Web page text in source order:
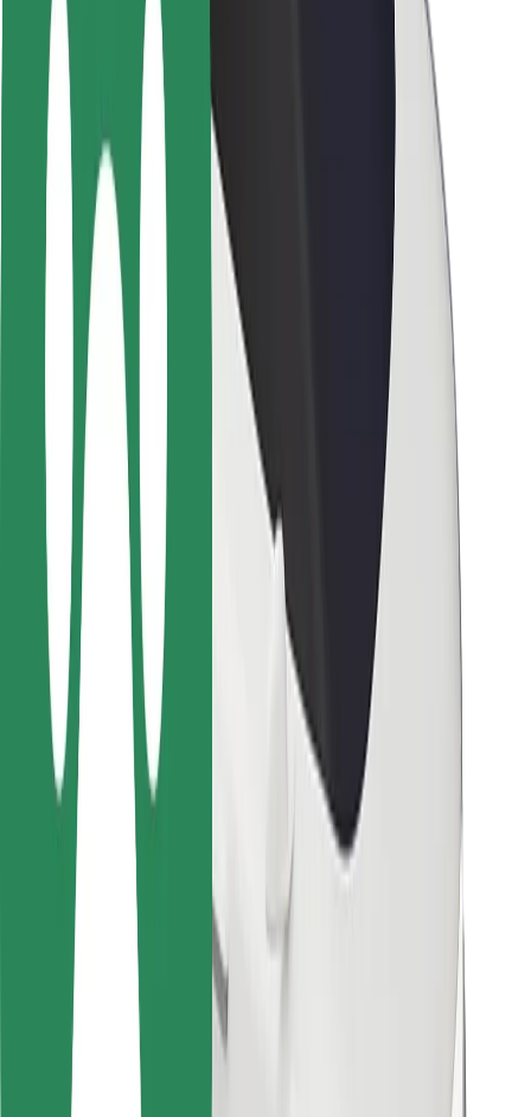
Segurança dos passageiros
Segurança dos motoristas
Segurança das trotinetes
Safety Lab
Cidades
Localizações
Soluções para as cidades
Aeroportos
Estações de carregamento da Bolt
Ajuda
Para motoristas
Para estafetas
Bolt Food
Para gestores de frota
Para restaurantes
Bolt for Business
Outros
Fornecedores
Termos & Condições
Segurança
Uma viagem em poucos minutos!
Instalar app da Bolt
Encontra o teu prato favorito!